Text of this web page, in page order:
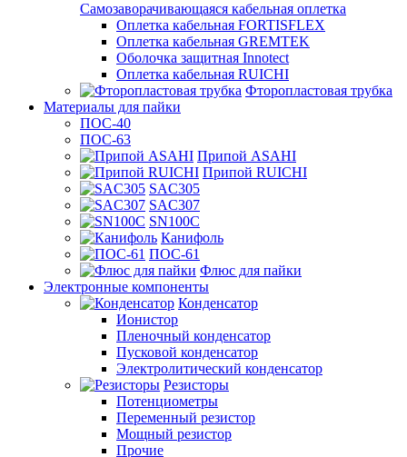
Самозаворачивающаяся кабельная оплетка
Оплетка кабельная FORTISFLEX
Оплетка кабельная GREMTEK
Оболочка защитная Innotect
Оплетка кабельная RUICHI
Фторопластовая трубка
Материалы для пайки
ПОС-40
ПОС-63
Припой ASAHI
Припой RUICHI
SAC305
SAC307
SN100C
Канифоль
ПОС-61
Флюс для пайки
Электронные компоненты
Конденсатор
Ионистор
Пленочный конденсатор
Пусковой конденсатор
Электролитический конденсатор
Резисторы
Потенциометры
Переменный резистор
Мощный резистор
Прочие